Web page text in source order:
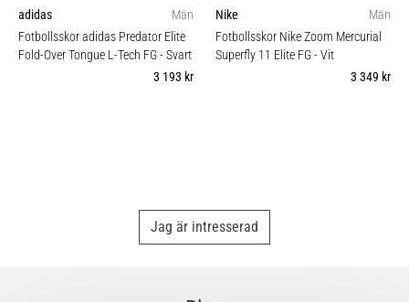
adidas
Män
Fotbollsskor adidas Predator Elite
Fold-Over Tongue L-Tech FG- Svart
3 193 kr
Nike
Män
Fotbollsskor Nike Zoom Mercurial
Superfly 11 Elite FG- Vit
3 349 kr
Jag är intresserad